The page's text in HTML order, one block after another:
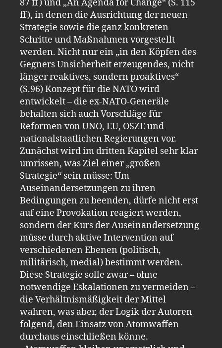
87 ff) und „An Agenda for Change“ (S. 115
ff), in denen die Ausrichtung der neuen
Strategie sowie die ganz konkreten
Schritte und Maßnahmen vorgestellt
werden. Nicht nur ein „in den Köpfen des
Gegners Unsicherheit erzeugendes, nicht
länger reaktives, sondern proaktives“
(S.96) Konzept für die NATO wird
entwickelt – die ex-NATO-Generäle
behalten sich auch Vorschläge für
Reformen von UNO, EU, OSZE und
nationalstaatlichen Regierungen vor.
Zunächst wird im dritten Kapitel sehr klar
umrissen, was Ziel einer „großen
Strategie“ sein müsse: Um
Auseinandersetzungen zu ihren
Bedingungen zu beenden, dürfe nicht erst
auf eine Provokation reagiert werden,
sondern der Kurs der Auseinandersetzung
müsse durch aktive Intervention auf
verschiedenen Ebenen (politisch,
militärisch, medial) bestimmt werden.
Diese Strategie solle zwar – ohne
notwendige Eskalationen zu vermeiden –
die Verhältnismäßigkeit der Mittel
wahren, was aber, der Logik der Autoren
folgend, den Einsatz von Atomwaffen
durchaus einschließen könne.